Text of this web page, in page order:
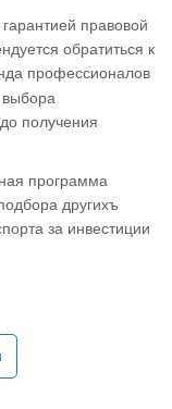
правовой
обратиться к
профессионалов
получения
программа
другихъ
за инвестиции